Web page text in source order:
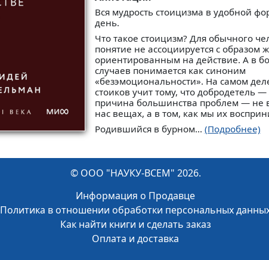
Вся мудрость стоицизма в удобной
день.
Что такое стоицизм? Для обычного
понятие не ассоциируется с образом
ориентированным на действие. А в
случаев понимается как синоним
«безэмоциональности». На самом
стоиков учит тому, что добродетель —
причина большинства проблем — не
нас вещах, а в том, как мы их
Родившийся в бурном... (Подробнее)
© ООО "НАУКУ-ВСЕМ" 2026.
Информация о Продавце
Политика в отношении обработки персональных
Как найти книги и сделать заказ
Оплата и доставка